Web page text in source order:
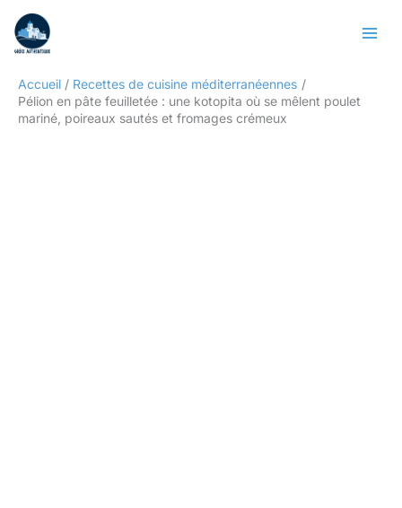
contenu
Accueil
Recettes de cuisine méditerranéennes
Pélion en pâte feuilletée : une kotopita où se mêlent poulet
mariné, poireaux sautés et fromages crémeux
Rechercher